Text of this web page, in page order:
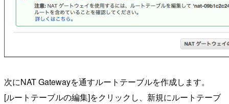
次にNAT Gatewayを通すルートテーブルを作成します。
[ルートテーブルの編集]をクリックし、新規にルートテーブ